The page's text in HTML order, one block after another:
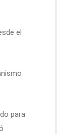
el
para